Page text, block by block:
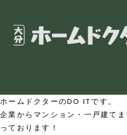
ホームドクターのDO ITです。
企業からマンション・一戸建て
っております！